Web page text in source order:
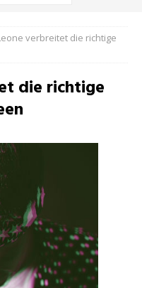
verbreitet die richtige
die richtige